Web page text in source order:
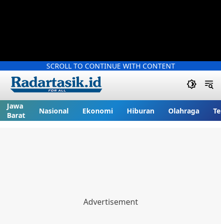
SCROLL TO CONTINUE WITH CONTENT
Jawa
Barat
Nasional Ekonomi Hiburan Olahraga